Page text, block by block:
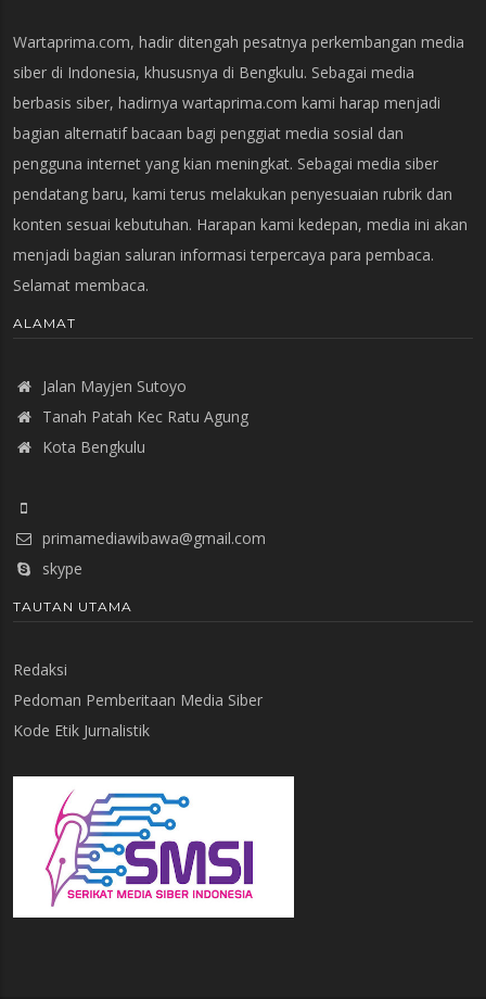
Wartaprima.com, hadir ditengah pesatnya perkembangan media
siber di Indonesia, khususnya di Bengkulu. Sebagai media
berbasis siber, hadirnya wartaprima.com kami harap menjadi
bagian alternatif bacaan bagi penggiat media sosial dan
pengguna internet yang kian meningkat. Sebagai media siber
pendatang baru, kami terus melakukan penyesuaian rubrik dan
konten sesuai kebutuhan. Harapan kami kedepan, media ini akan
menjadi bagian saluran informasi terpercaya para pembaca.
Selamat membaca.
ALAMAT
Jalan Mayjen Sutoyo
Tanah Patah Kec Ratu Agung
Kota Bengkulu
primamediawibawa@gmail.com
skype
TAUTAN UTAMA
Redaksi
Pedoman Pemberitaan Media Siber
Kode Etik Jurnalistik